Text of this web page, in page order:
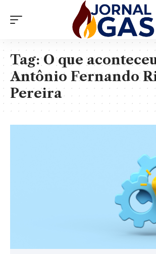
Tag:O que
Antônio Fernando
Pereira